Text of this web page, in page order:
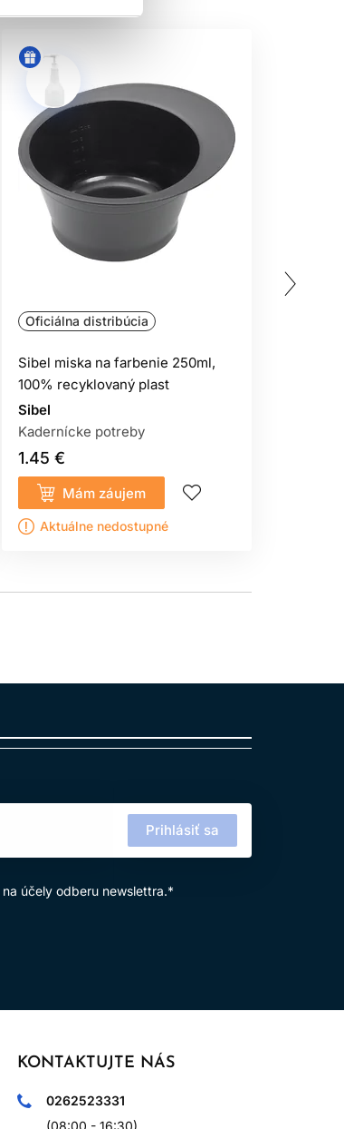
Oficiálna distribúcia
Sibel miska na farbenie 250ml,
100% recyklovaný plast
Sibel
Kadernícke potreby
1.45 €
Mám záujem
Aktuálne nedostupné
Prihlásiť sa
na účely odberu newslettra.*
KONTAKTUJTE NÁS
0262523331
(08:00 - 16:30)